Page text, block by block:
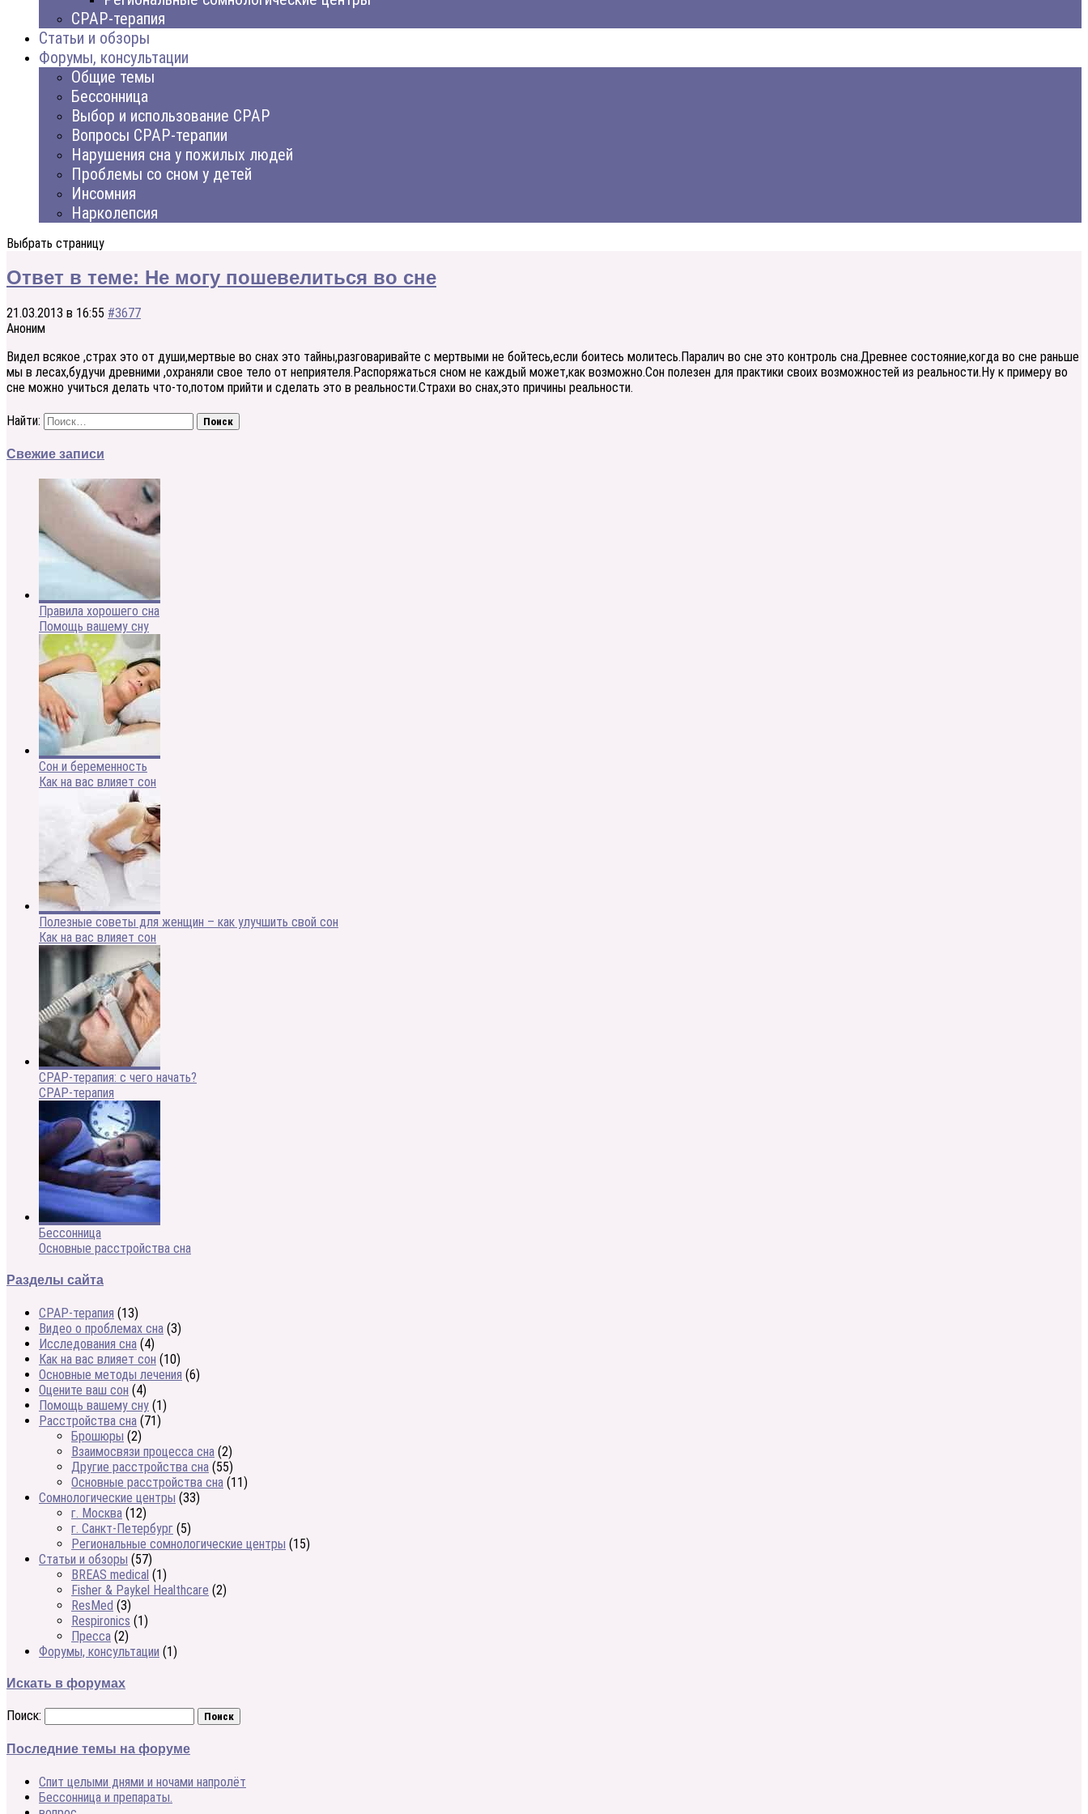
CPAP-терапия
Статьи и обзоры
Форумы, консультации
Общие темы
Бессонница
Выбор и использование CPAP
Вопросы CPAP-терапии
Нарушения сна у пожилых людей
Проблемы со сном у детей
Инсомния
Нарколепсия
Выбрать страницу
Ответ в теме: Не могу пошевелиться во сне
21.03.2013 в 16:55 #3677
Аноним
Видел всякое ,страх это от души,мертвые во снах это тайны,разговаривайте с мертвыми не бойтесь,если боитесь молитесь.Паралич во сне это контроль сна.Древнее состояние,когда во сне раньше
мы в лесах,будучи древними ,охраняли свое тело от неприятеля.Распоряжаться сном не каждый может,как возможно.Сон полезен для практики своих возможностей из реальности.Ну к примеру во
сне можно учиться делать что-то,потом прийти и сделать это в реальности.Страхи во снах,это причины реальности.
Найти:
Свежие записи
Правила хорошего сна
Помощь вашему сну
Сон и беременность
Как на вас влияет сон
Полезные советы для женщин – как улучшить свой сон
Как на вас влияет сон
CPAP-терапия: с чего начать?
CPAP-терапия
Бессонница
Основные расстройства сна
Разделы сайта
CPAP-терапия (13)
Видео о проблемах сна (3)
Исследования сна (4)
Как на вас влияет сон (10)
Основные методы лечения (6)
Оцените ваш сон (4)
Помощь вашему сну (1)
Расстройства сна (71)
Брошюры (2)
Взаимосвязи процесса сна (2)
Другие расстройства сна (55)
Основные расстройства сна (11)
Сомнологические центры (33)
г. Москва (12)
г. Санкт-Петербург (5)
Региональные сомнологические центры (15)
Статьи и обзоры (57)
BREAS medical (1)
Fisher & Paykel Healthcare (2)
ResMed (3)
Respironics (1)
Пресса (2)
Форумы, консультации (1)
Искать в форумах
Поиск:
Последние темы на форуме
Спит целыми днями и ночами напролёт
Бессонница и препараты.